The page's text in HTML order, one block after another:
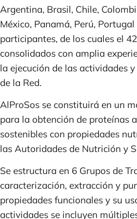
Argentina, Brasil, Chile,
México, Panamá, Perú,
participantes, de los cuales el
consolidados con amplia
la ejecución de las actividades
de la Red.
AlProSos se constituirá en un
para la obtención de proteínas
sostenibles con propiedades
las Autoridades de Nutrición y
Se estructura en 6 Grupos de
caracterización, extracción y
propiedades funcionales y su
actividades se incluyen